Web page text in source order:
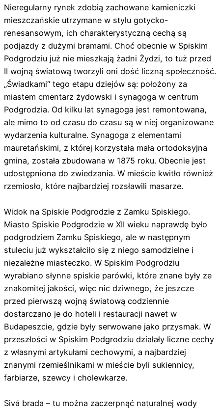
Nieregularny rynek zdobią zachowane kamieniczki
mieszczańskie utrzymane w stylu gotycko-
renesansowym, ich charakterystyczną cechą są
podjazdy z dużymi bramami. Choć obecnie w Spiskim
Podgrodziu już nie mieszkają żadni Żydzi, to tuż przed
II wojną światową tworzyli oni dość liczną społeczność.
„Świadkami“ tego etapu dziejów są: położony za
miastem cmentarz żydowski i synagoga w centrum
Podgrodzia. Od kilku lat synagoga jest remontowana,
ale mimo to od czasu do czasu są w niej organizowane
wydarzenia kulturalne. Synagoga z elementami
mauretańskimi, z której korzystała mała ortodoksyjna
gmina, została zbudowana w 1875 roku. Obecnie jest
udostępniona do zwiedzania. W mieście kwitło również
rzemiosło, które najbardziej rozsławili masarze.
Widok na Spiskie Podgrodzie z Zamku Spiskiego.
Miasto Spiskie Podgrodzie w XII wieku naprawdę było
podgrodziem Zamku Spiskiego, ale w następnym
stuleciu już wykształciło się z niego samodzielne i
niezależne miasteczko. W Spiskim Podgrodziu
wyrabiano słynne spiskie parówki, które znane były ze
znakomitej jakości, więc nic dziwnego, że jeszcze
przed pierwszą wojną światową codziennie
dostarczano je do hoteli i restauracji nawet w
Budapeszcie, gdzie były serwowane jako przysmak. W
przeszłości w Spiskim Podgrodziu działały liczne cechy
z własnymi artykułami cechowymi, a najbardziej
znanymi rzemieślnikami w mieście byli sukiennicy,
farbiarze, szewcy i cholewkarze.
Sivá brada – tu można zaczerpnąć naturalnej wody